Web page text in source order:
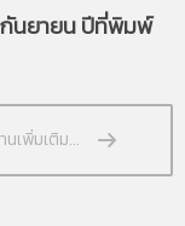
กันยายน ปีที่พิมพ์
นเพิ่มเติม...